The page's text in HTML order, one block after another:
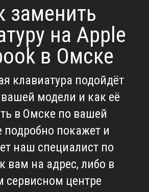
заменить
на Apple
в Омске
клавиатура подойдёт
модели и как её
в Омске по вашей
подробно покажет и
наш специалист по
вам на адрес, либо в
сервисном центре